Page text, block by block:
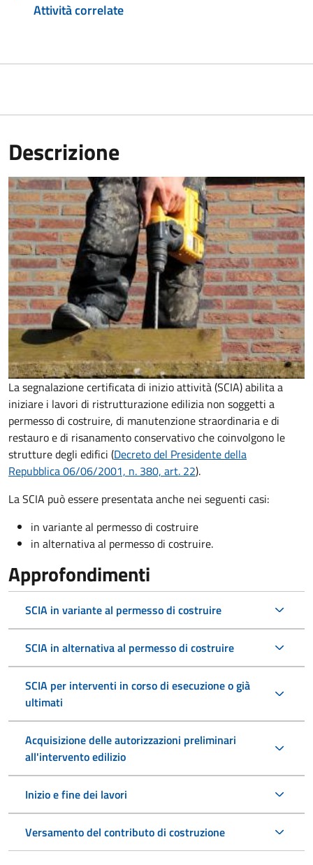
Attività correlate
Descrizione
La segnalazione certificata di inizio attività (SCIA) abilita a
iniziare i lavori di ristrutturazione edilizia non soggetti a
permesso di costruire, di manutenzione straordinaria e di
restauro e di risanamento conservativo che coinvolgono le
strutture degli edifici (Decreto del Presidente della
Repubblica 06/06/2001, n. 380, art. 22).
La SCIA può essere presentata anche nei seguenti casi:
in variante al permesso di costruire
in alternativa al permesso di costruire.
Approfondimenti
SCIA in variante al permesso di costruire
SCIA in alternativa al permesso di costruire
SCIA per interventi in corso di esecuzione o già
ultimati
Acquisizione delle autorizzazioni preliminari
all'intervento edilizio
Inizio e fine dei lavori
Versamento del contributo di costruzione